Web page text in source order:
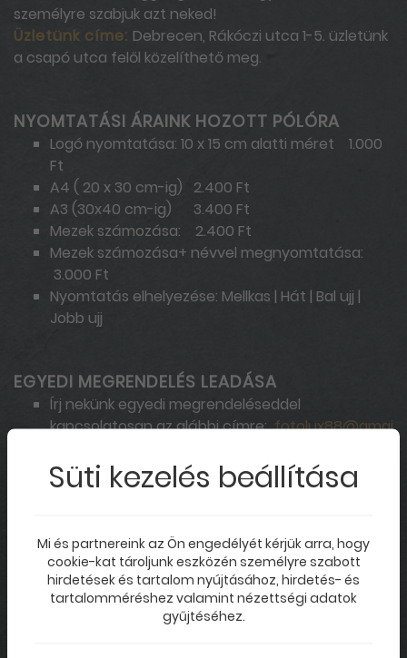
személyre szabjuk azt neked!
Üzletünk címe: Debrecen, Rákóczi utca 1-5. üzletünk
a csapó utca felől közelíthető meg.
NYOMTATÁSI ÁRAINK HOZOTT PÓLÓRA
Logó nyomtatása: 10 x 15 cm alatti méret 1.000
Ft
A4 ( 20 x 30 cm-ig) 2.400 Ft
A3 (30x40 cm-ig) 3.400 Ft
Mezek számozása: 2.400 Ft
Mezek számozása+ névvel megnyomtatása:
3.000 Ft
Nyomtatás elhelyezése: Mellkas | Hát | Bal ujj |
Jobb ujj
EGYEDI MEGRENDELÉS LEADÁSA
Írj nekünk egyedi megrendeléseddel
kapcsolatosan az alábbi címre:fotolux88@gmai
NYITVATARTÁSUNK
Hétfő-Péntek: 10:00-17:00
Szombat-Vasárnap: ZÁRVA
VEDD FEL VELÜNK A KAPCSOLATOT
Süti kezelés beállítása
Mi és partnereink az Ön engedélyét kérjük arra, hogy
cookie-kat tároljunk eszközén személyre szabott
hirdetések és tartalom nyújtásához, hirdetés- és
tartalomméréshez valamint nézettségi adatok
gyűjtéséhez.